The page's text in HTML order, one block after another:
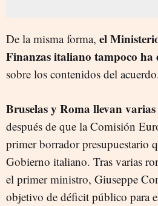
De la misma forma, el
Finanzas italiano tampoco ha
sobre los contenidos del
Bruselas y Roma llevan
después de que la Comisión
primer borrador presupuestario
Gobierno italiano. Tras varias
el primer ministro, Giuseppe
objetivo de déficit público para